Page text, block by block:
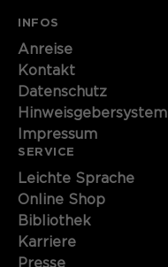
INFOS
Anreise
Kontakt
Datenschutz
Hinweisgebersystem
Impressum
SERVICE
Leichte Sprache
Online Shop
Bibliothek
Karriere
Presse